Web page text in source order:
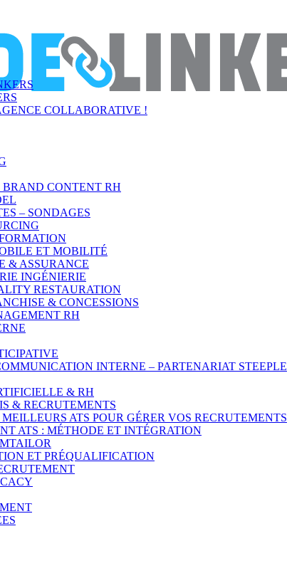
COLLABORATIVE !
CONTENT RH
– SONDAGES
ET MOBILITÉ
& ASSURANCE
INGÉNIERIE
RESTAURATION
& CONCESSIONS
RH
INTERNE – PARTENARIAT STEEPLE
& RH
& RECRUTEMENTS
ATS POUR GÉRER VOS RECRUTEMENTS
ATS : MÉTHODE ET INTÉGRATION
ET PRÉQUALIFICATION